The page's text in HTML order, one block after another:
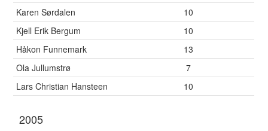
Karen Sørdalen
10
Kjell Erik Bergum
10
Håkon Funnemark
13
Ola Jullumstrø
7
Lars Christian Hansteen
10
2005